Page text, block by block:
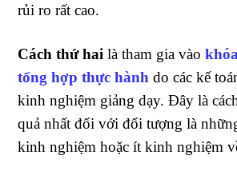
rủi ro rất cao.
Cách thứ hai là tham gia vào
tổng hợp thực hành do các kế
kinh nghiệm giảng dạy. Đây là
quả nhất đối với đối tượng là
kinh nghiệm hoặc ít kinh nghiệm